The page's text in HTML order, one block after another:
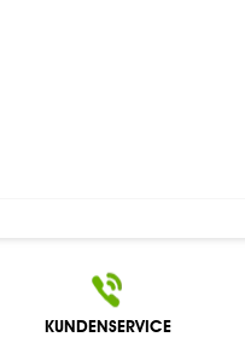
KUNDENSERVICE